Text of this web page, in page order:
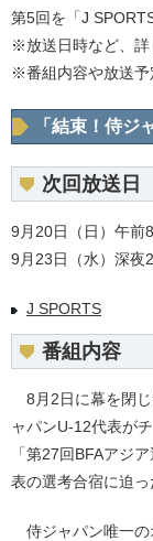
第5回を「J
※放送日時など、詳
※番組内容や放送予
「結束！侍ジ
次回放送日
9月20日（日）午前
9月23日（水）深夜
J SPORTS
番組内容
8月2日に幕を閉じ
ャパンU-12代表が
「第27回BFAアジ
表の選考合宿に迫っ
侍ジャパン唯一の